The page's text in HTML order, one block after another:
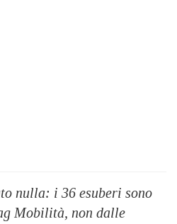
nulla: i 36 esuberi sono
Mobilità, non dalle